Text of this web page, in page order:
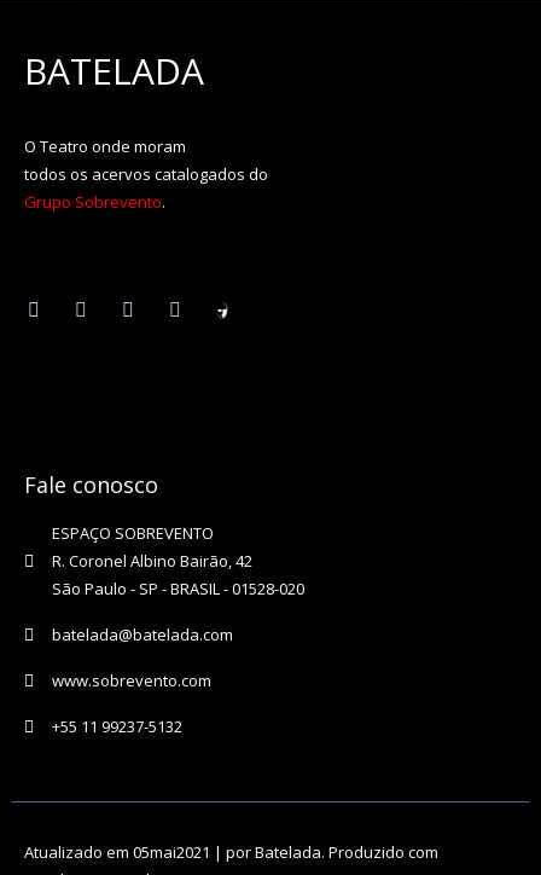
BATELADA
O Teatro onde moram
todos os acervos catalogados do
Grupo Sobrevento.
Fale conosco
ESPAÇO SOBREVENTO
R. Coronel Albino Bairão, 42
São Paulo - SP - BRASIL - 01528-020
batelada@batelada.com
www.sobrevento.com
+55 11 99237-5132
Atualizado em 05mai2021 | por Batelada. Produzido com